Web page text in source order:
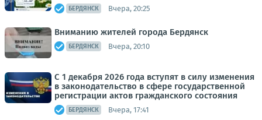
БЕРДЯНСК Вчера, 20:25
Вниманию жителей города Бердянск
БЕРДЯНСК Вчера, 20:10
С 1 декабря 2026 года вступят в силу изменения
в законодательство в сфере государственной
регистрации актов гражданского состояния
БЕРДЯНСК Вчера, 17:41